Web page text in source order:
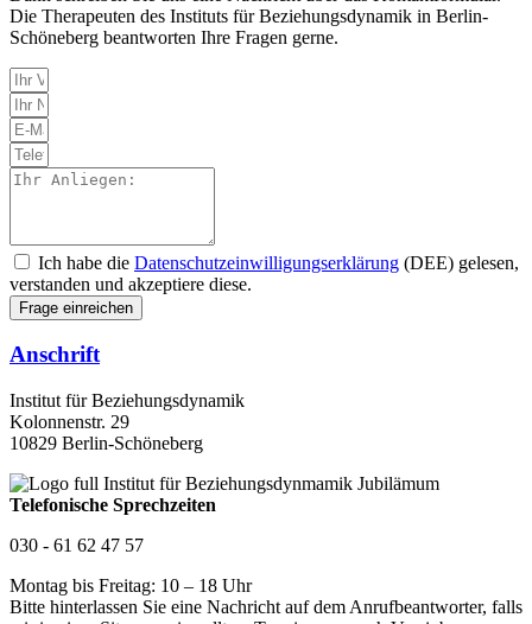
Die Therapeuten des Instituts für Beziehungsdynamik in Berlin-
Schöneberg beantworten Ihre Fragen gerne.
Ich habe die Datenschutzeinwilligungserklärung (DEE) gelesen,
verstanden und akzeptiere diese.
Frage einreichen
Anschrift
Institut für Beziehungsdynamik
Kolonnenstr. 29
10829 Berlin-Schöneberg
Telefonische Sprechzeiten
030 - 61 62 47 57
Montag bis Freitag: 10 – 18 Uhr
Bitte hinterlassen Sie eine Nachricht auf dem Anrufbeantworter, falls